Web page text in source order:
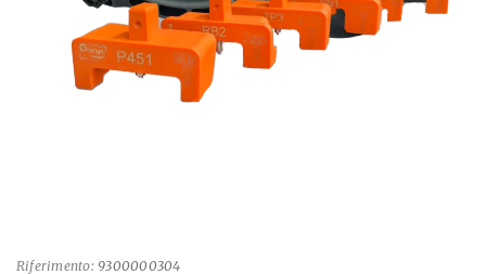
Riferimento: 9300000304